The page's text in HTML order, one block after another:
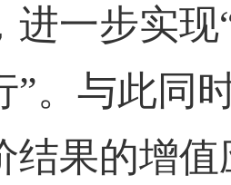
进一步实
”。与此同
结果的增